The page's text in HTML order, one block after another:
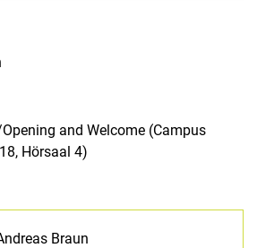
and Welcome (Campus
Hörsaal 4)
Braun